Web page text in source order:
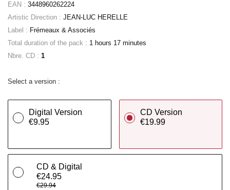
EAN : 3448960262224
Artistic Direction : JEAN-LUC HERELLE
Label : Frémeaux & Associés
Total duration of the pack : 1 hours 17 minutes
Nbre. CD : 1
Select a version :
Digital Version
€9.95
CD Version
€19.99
CD & Digital
€24.95
€29.94